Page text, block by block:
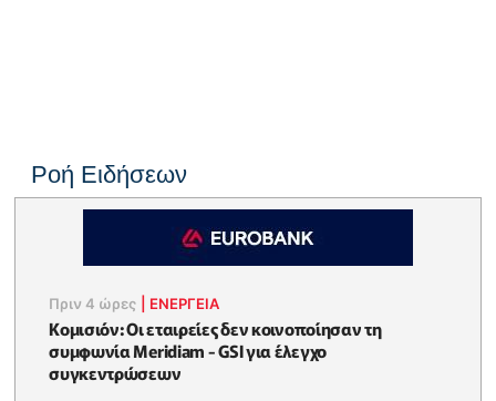
Ροή Ειδήσεων
Πριν 4 ώρες ΕΝΈΡΓΕΙΑ
Κομισιόν: Οι εταιρείες δεν κοινοποίησαν τη
συμφωνία Meridiam - GSI για έλεγχο
συγκεντρώσεων